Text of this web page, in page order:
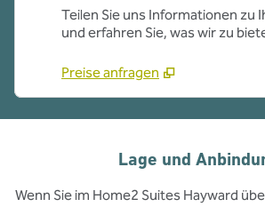
Teilen Sie uns Informationen zu
und erfahren Sie, was wir zu
Preise anfragen
Lage und
Wenn Sie im Home2 Suites Hayward